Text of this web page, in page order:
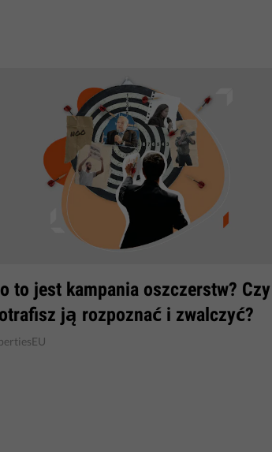
to jest kampania oszczerstw? Czy
ją rozpoznać i zwalczyć?